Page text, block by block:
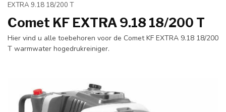
EXTRA 9.18 18/200 T
Comet KF EXTRA 9.18 18/200 T
Hier vind u alle toebehoren voor de Comet KF EXTRA 9.18 18/200
T warmwater hogedrukreiniger.